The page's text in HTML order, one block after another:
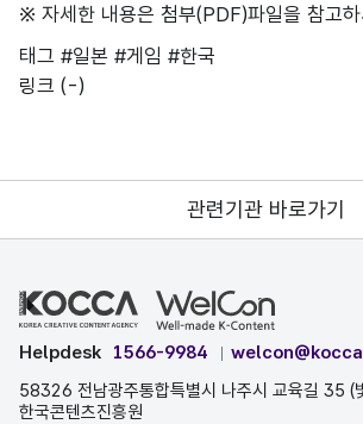
※ 자세한 내용은 첨부(PDF)파일을 참고
태그 #일본 #게임 #한국
링크 (-)
관련기관 바로가기
Helpdesk 1566-9984
58326 전남광주통합특별시 나주시 교육길 35 (
한국콘텐츠진흥원